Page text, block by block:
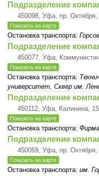
Подразделение
450098, Уфа, пр. Октября,
Показать на карте
Остановка транспорта:
Подразделение
450077, Уфа,
Показать на карте
Остановка транспорта:
университет, Сквер им.
Подразделение
450112, Уфа, Калинина, 15
Показать на карте
Остановка транспорта:
Подразделение
450059, Уфа, пр. Октября,
Показать на карте
Остановка транспорта: им.